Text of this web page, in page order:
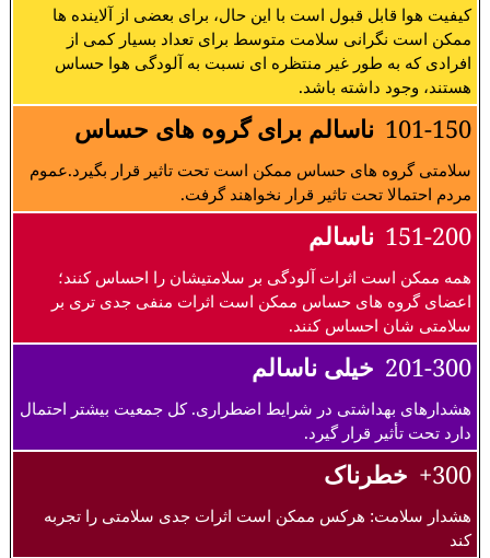
کیفیت هوا قابل قبول است با این حال، برای بعضی از آلاینده ها
ممکن است نگرانی سلامت متوسط برای تعداد بسیار کمی از
افرادی که به طور غیر منتظره ای نسبت به آلودگی هوا حساس
هستند، وجود داشته باشد.
101-150 ناسالم برای گروه های حساس
سلامتی گروه های حساس ممکن است تحت تاثیر قرار بگیرد.عموم
مردم احتمالا تحت تاثیر قرار نخواهند گرفت.
151-200 ناسالم
همه ممکن است اثرات آلودگی بر سلامتیشان را احساس کنند؛
اعضای گروه های حساس ممکن است اثرات منفی جدی تری بر
سلامتی شان احساس کنند.
201-300 خیلی ناسالم
هشدارهای بهداشتی در شرایط اضطراری. کل جمعیت بیشتر احتمال
دارد تحت تأثیر قرار گیرد.
300+ خطرناک
هشدار سلامت: هرکس ممکن است اثرات جدی سلامتی را تجربه
کند